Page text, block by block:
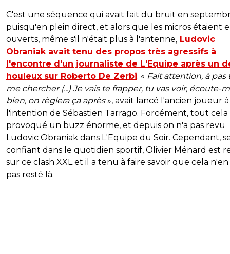
C'est une séquence qui avait fait du bruit en
puisqu'en plein direct, et alors que les micros étaient
ouverts, même s'il n'était plus à l'antenne, Ludovic
Obraniak avait tenu des propos très agressifs à
l'encontre d'un journaliste de L'Equipe après un
houleux sur Roberto De Zerbi. « Fait attention, à pas
me chercher (...) Je vais te frapper, tu vas voir, écoute-
bien, on règlera ça après», avait lancé l'ancien joueur à
l'intention de Sébastien Tarrago. Forcément, tout cela
provoqué un buzz énorme, et depuis on n'a pas revu
Ludovic Obraniak dans L'Equipe du Soir. Cependant,
confiant dans le quotidien sportif, Olivier Ménard est
sur ce clash XXL et il a tenu à faire savoir que cela
pas resté là.